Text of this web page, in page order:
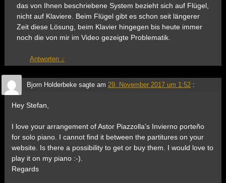
das von Ihnen beschriebene System bezieht sich auf Flügel,
nicht auf Klaviere. Beim Flügel gibt es schon seit längerer
Zeit diese Lösung, beim Klavier hingegen bis heute immer
noch die von mir im Video gezeigte Problematik.
Antworten ↓
Bjorn Holderbekesagte am 29. November 2017 um 1:52 :
Hey Stefan,
I love your arrangement of Astor Piazzolla’s Invierno porteño
for solo piano. I cannot find it between the partitures on your
website. Is there a possibility to get or buy them. I would love to
play it on my piano :-).
Regards